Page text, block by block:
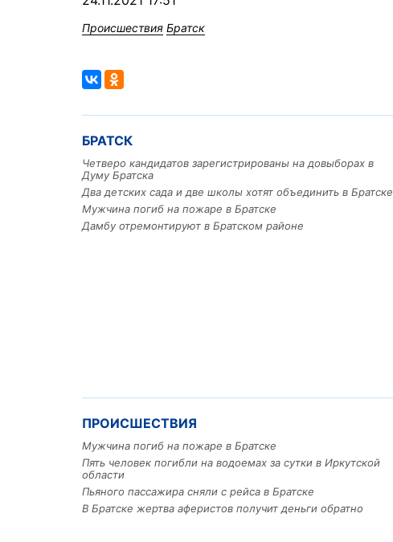
Происшествия Братск
БРАТСК
Четверо кандидатов зарегистрированы на довыборах в
Думу Братска
Два детских сада и две школы хотят объединить в Братске
Мужчина погиб на пожаре в Братске
Дамбу отремонтируют в Братском районе
ПРОИСШЕСТВИЯ
Мужчина погиб на пожаре в Братске
Пять человек погибли на водоемах за сутки в Иркутской
области
Пьяного пассажира сняли с рейса в Братске
В Братске жертва аферистов получит деньги обратно